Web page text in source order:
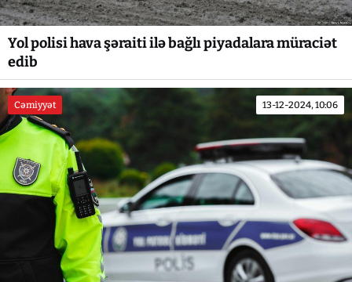
Yol polisi hava şəraiti ilə bağlı piyadalara müraciət
edib
Cəmiyyət 13-12-2024, 10:06